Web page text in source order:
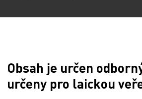
(lymfangiom)
(histiocytóza z
Obsah je určen
určeny pro laickou